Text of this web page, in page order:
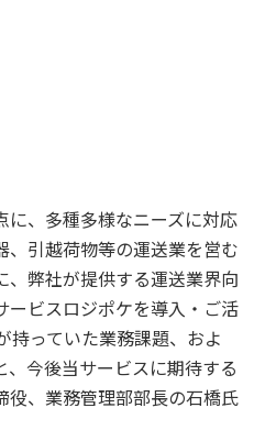
、多種多様なニーズに対応
、引越荷物等の運送業を営む
弊社が提供する運送業界向
ービスロジポケを導入・ご活
持っていた業務課題、およ
今後当サービスに期待する
役、業務管理部部長の石橋氏